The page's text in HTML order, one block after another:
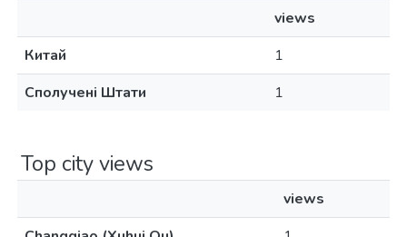
views
Китай
1
Сполучені Штати
1
Top city views
views